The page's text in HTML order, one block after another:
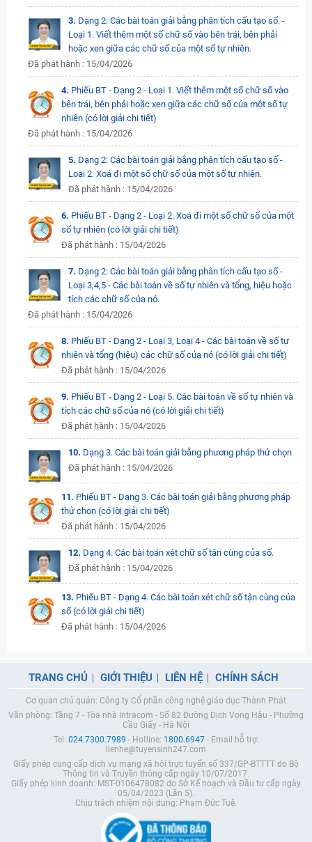
3. Dạng 2: Các bài toán giải bằng phân tích cấu tạo số. -
Loại 1. Viết thêm một số chữ số vào bên trái, bên phải
hoặc xen giữa các chữ số của một số tự nhiên.
Đã phát hành : 15/04/2026
4. Phiếu BT - Dạng 2 - Loại 1. Viết thêm một số chữ số vào
bên trái, bên phải hoặc xen giữa các chữ số của một số tự
nhiên (có lời giải chi tiết)
Đã phát hành : 15/04/2026
5. Dạng 2: Các bài toán giải bằng phân tích cấu tạo số -
Loại 2. Xoá đi một số chữ số của một số tự nhiên.
Đã phát hành : 15/04/2026
6. Phiếu BT - Dạng 2 - Loại 2. Xoá đi một số chữ số của một
số tự nhiên (có lời giải chi tiết)
Đã phát hành : 15/04/2026
7. Dạng 2: Các bài toán giải bằng phân tích cấu tạo số -
Loại 3,4,5 - Các bài toán về số tự nhiên và tổng, hiệu hoặc
tích các chữ số của nó.
Đã phát hành : 15/04/2026
8. Phiếu BT - Dạng 2 - Loại 3, Loại 4 - Các bài toán về số tự
nhiên và tổng (hiệu) các chữ số của nó (có lời giải chi tiết)
Đã phát hành : 15/04/2026
9. Phiếu BT - Dạng 2 - Loại 5. Các bài toán về số tự nhiên và
tích các chữ số của nó (có lời giải chi tiết)
Đã phát hành : 15/04/2026
10. Dạng 3. Các bài toán giải bằng phương pháp thử chọn
Đã phát hành : 15/04/2026
11. Phiếu BT - Dạng 3. Các bài toán giải bằng phương pháp
thử chọn (có lời giải chi tiết)
Đã phát hành : 15/04/2026
12. Dạng 4. Các bài toán xét chữ số tận cùng của số.
Đã phát hành : 15/04/2026
13. Phiếu BT - Dạng 4. Các bài toán xét chữ số tận cùng của
số (có lời giải chi tiết)
Đã phát hành : 15/04/2026
TRANG CHỦ GIỚI THIỆU LIÊN HỆ CHÍNH SÁCH
Cơ quan chủ quản: Công ty Cổ phần công nghệ giáo dục Thành Phát
Văn phòng: Tầng 7 - Tòa nhà Intracom - Số 82 Đường Dịch Vọng Hậu - Phường
Cầu Giấy - Hà Nội
Tel: 024.7300.7989 - Hotline: 1800.6947- Email hỗ trợ:
lienhe@tuyensinh247.com
Giấy phép cung cấp dịch vụ mạng xã hội trực tuyến số 337/GP-BTTTT do Bộ
Thông tin và Truyền thông cấp ngày 10/07/2017.
Giấy phép kinh doanh: MST-0106478082 do Sở Kế hoạch và Đầu tư cấp ngày
05/04/2023 (Lần 5).
Chịu trách nhiệm nội dung: Phạm Đức Tuệ.